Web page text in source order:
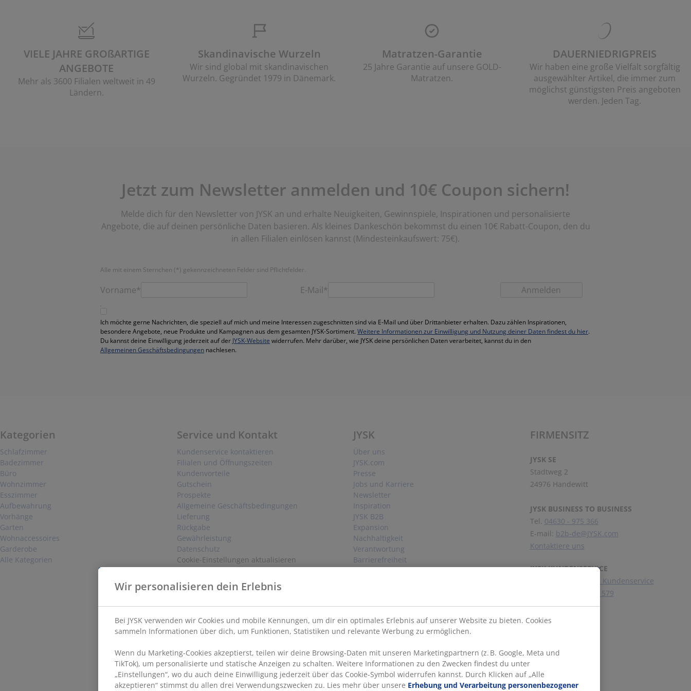
& Bügeln
VIELE JAHRE GROßARTIGE
ANGEBOTE
Mehr als 3600 Filialen weltweit in 49
Ländern.
Skandinavische Wurzeln
Wir sind global mit skandinavischen
Wurzeln. Gegründet 1979 in Dänemark.
Matratzen-Garantie
25 Jahre Garantie auf unsere GOLD-
Matratzen.
DAUERNIEDRIGPREIS
Wir haben eine große Vielfalt sorgfältig
ausgewählter Artikel, die immer zum
möglichst günstigsten Preis angeboten
werden. Jeden Tag.
Jetzt zum Newsletter anmelden und 10€ Coupon sichern!
Melde dich für den Newsletter von JYSK an und erhalte Neuigkeiten, Gewinnspiele, Inspirationen und personalisierte
Angebote, die auf deinen persönliche Daten basieren. Als kleines Dankeschön bekommst du einen 10€ Rabatt-Coupon, den du
in allen Filialen einlösen kannst (Mindesteinkaufswert: 75€).
Alle mit einem Sternchen (*) gekennzeichneten Felder sind Pflichtfelder.
Vorname* E-Mail* Anmelden
Ich möchte gerne Nachrichten, die speziell auf mich und meine Interessen zugeschnitten sind via E-Mail und über Drittanbieter erhalten. Dazu zählen Inspirationen,
besondere Angebote, neue Produkte und Kampagnen aus dem gesamten JYSK-Sortiment. Weitere Informationen zur Einwilligung und Nutzung deiner Daten findest du hier.
Du kannst deine Einwilligung jederzeit auf der JYSK-Website widerrufen. Mehr darüber, wie JYSK deine persönlichen Daten verarbeitet, kannst du in den
Allgemeinen Geschäftsbedingungen nachlesen.
Kategorien
Schlafzimmer
Badezimmer
Büro
Wohnzimmer
Esszimmer
Aufbewahrung
Vorhänge
Garten
Wohnaccessoires
Garderobe
Alle Kategorien
Service und Kontakt
Kundenservice kontaktieren
Filialen und Öffnungszeiten
Kundenvorteile
Gutschein
Prospekte
Allgemeine Geschäftsbedingungen
Lieferung
Rückgabe
Gewährleistung
Datenschutz
Cookie-Einstellungen aktualisieren
Sicherheit
Impressum
Vertrag widerrufen
JYSK
Über uns
JYSK.com
Presse
Jobs und Karriere
Newsletter
Inspiration
JYSK B2B
Expansion
Nachhaltigkeit
Verantwortung
Barrierefreiheit
FIRMENSITZ
JYSK SE
Stadtweg 2
24976 Handewitt
JYSK BUSINESS TO BUSINESS
Tel. 04630 - 975 366
E-mail: b2b-de@JYSK.com
Kontaktiere uns
JYSK KUNDENSERVICE
Kontaktiere unseren Kundenservice
04630 - 975 579
Folge JYSK
Wir personalisieren dein Erlebnis
Bei JYSK verwenden wir Cookies und mobile Kennungen, um dir ein optimales Erlebnis auf unserer Website zu bieten. Cookies
sammeln Informationen über dich, um Funktionen, Statistiken und relevante Werbung zu ermöglichen.
Wenn du Marketing-Cookies akzeptierst, teilen wir deine Browsing-Daten mit unseren Marketingpartnern (z. B. Google, Meta und
TikTok), um personalisierte und statische Anzeigen zu schalten. Weitere Informationen zu den Zwecken findest du unter
„Einstellungen“, wo du auch deine Einwilligung jederzeit über das Cookie-Symbol widerrufen kannst. Durch Klicken auf „Alle
akzeptieren“ stimmst du allen drei Verwendungszwecken zu. Lies mehr über unsere Erhebung und Verarbeitung personenbezogener